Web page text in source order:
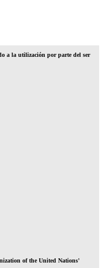
a la utilización por parte del ser
of the United Nations'